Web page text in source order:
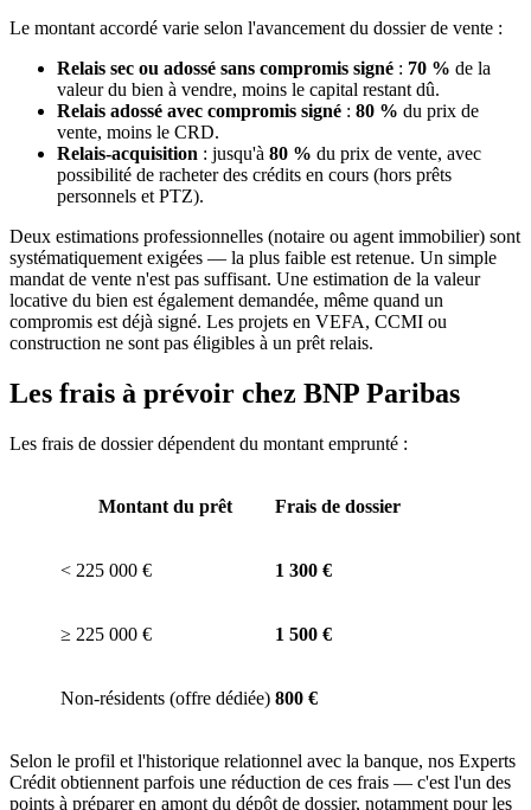
Le montant accordé varie selon l'avancement du dossier de vente :
Relais sec ou adossé sans compromis signé : 70 % de la
valeur du bien à vendre, moins le capital restant dû.
Relais adossé avec compromis signé : 80 % du prix de
vente, moins le CRD.
Relais-acquisition : jusqu'à 80 % du prix de vente, avec
possibilité de racheter des crédits en cours (hors prêts
personnels et PTZ).
Deux estimations professionnelles (notaire ou agent immobilier) sont
systématiquement exigées — la plus faible est retenue. Un simple
mandat de vente n'est pas suffisant. Une estimation de la valeur
locative du bien est également demandée, même quand un
compromis est déjà signé. Les projets en VEFA, CCMI ou
construction ne sont pas éligibles à un prêt relais.
Les frais à prévoir chez BNP Paribas
Les frais de dossier dépendent du montant emprunté :
Montant du prêt Frais de dossier
< 225 000 € 1 300 €
≥ 225 000 € 1 500 €
Non-résidents (offre dédiée) 800 €
Selon le profil et l'historique relationnel avec la banque, nos Experts
Crédit obtiennent parfois une réduction de ces frais — c'est l'un des
points à préparer en amont du dépôt de dossier, notamment pour les